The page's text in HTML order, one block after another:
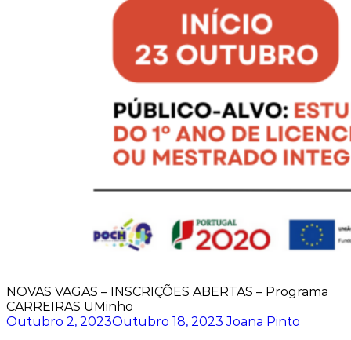
NOVAS VAGAS – INSCRIÇÕES ABERTAS – Programa
CARREIRAS UMinho
Outubro 2, 2023Outubro 18, 2023 Joana Pinto